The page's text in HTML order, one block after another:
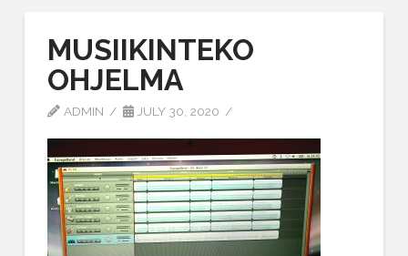
MUSIIKINTEKO
OHJELMA
ADMIN JULY 30, 2020